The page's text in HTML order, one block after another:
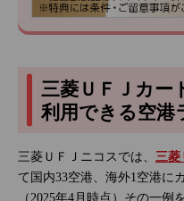
三菱ＵＦＪカー
利用できる空港
三菱ＵＦＪニコスでは、 三菱
て国内33空港、海外1空港に
（2025年4月時点）その一例